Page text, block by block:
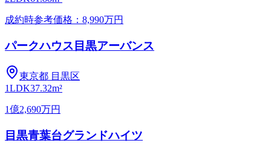
成約時参考価格：8,990万円
パークハウス目黒アーバンス
東京都 目黒区
1LDK37.32m²
1億2,690万円
目黒青葉台グランドハイツ